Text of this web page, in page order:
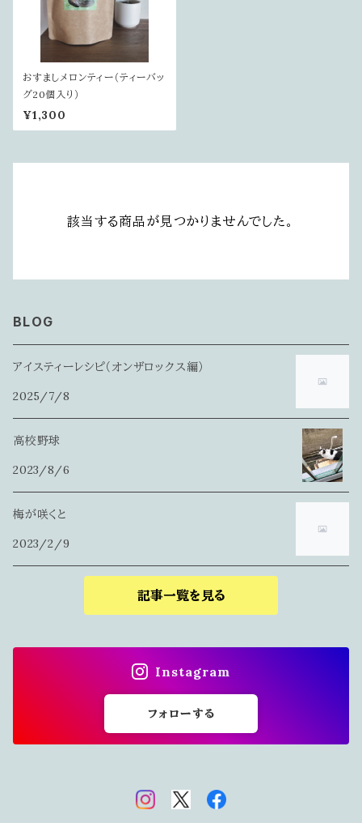
おすましメロンティー（ティーバッ
グ20個入り）
¥1,300
該当する商品が見つかりませんでした。
BLOG
アイスティーレシピ（オンザロックス編）
2025/7/8
高校野球
2023/8/6
梅が咲くと
2023/2/9
記事一覧を見る
Instagram
フォローする